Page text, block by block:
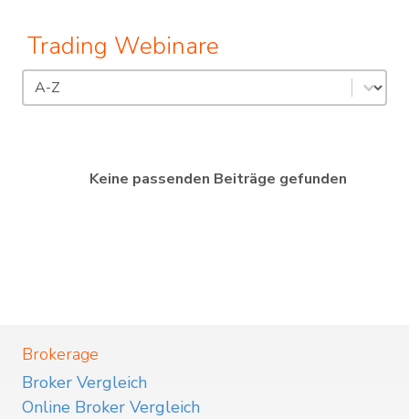
Trading Webinare
Sortierung
Sort content
Keine passenden Beiträge gefunden
Brokerage
Broker Vergleich
Online Broker Vergleich